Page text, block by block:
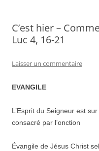
C’est hier –
Luc 4, 16-21
Laisser un commentaire
EVANGILE
L’Esprit du Seigneur est
consacré par l’onction
Évangile de Jésus Christ